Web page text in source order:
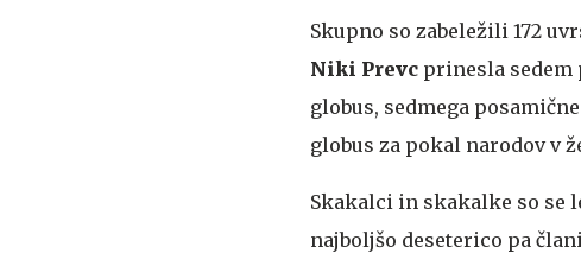
Skupno so zabeležili 172
Niki Prevc prinesla
globus, sedmega
globus za pokal narodov v
Skakalci in skakalke so se
najboljšo deseterico pa